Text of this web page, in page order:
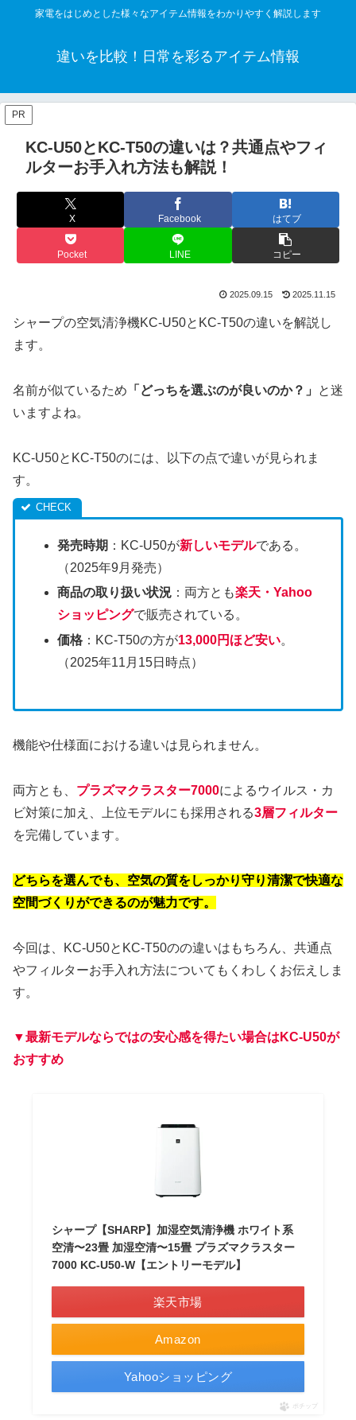
家電をはじめとした様々なアイテム情報をわかりやすく解説します
違いを比較！日常を彩るアイテム情報
PR
KC-U50とKC-T50の違いは？共通点やフィ
ルターお手入れ方法も解説！
X Facebook はてブ
Pocket LINE コピー
2025.09.15 2025.11.15
シャープの空気清浄機KC-U50とKC-T50の違いを解説し
ます。
名前が似ているため 「どっちを選ぶのが良いのか？」
と迷
いますよね。
KC-U50とKC-T50のには、以下の点で違いが見られま
す。
発売時期 ：KC-U50が新しいモデルである。
（2025年9月発売）
商品の取り扱い状況 ：両方とも楽天・Yahoo
ショッピングで販売されている。
価格 ：KC-T50の方が13,000円ほど安い。
（2025年11月15日時点）
機能や仕様面における違いは見られません。
両方とも、 プラズマクラスター7000によるウイルス・カ
ビ対策に加え、上位モデルにも採用される3層フィルター
を完備しています。
どちらを選んでも、空気の質をしっかり守り清潔で快適な
空間づくりができるのが魅力です。
今回は、KC-U50とKC-T50のの違いはもちろん、共通点
やフィルターお手入れ方法についてもくわしくお伝えしま
す。
▼最新モデルならではの安心感を得たい場合はKC-U50が
おすすめ
シャープ【SHARP】加湿空気清浄機 ホワイト系
空清〜23畳 加湿空清〜15畳 プラズマクラスター
7000 KC-U50-W【エントリーモデル】
Amazon
楽天市場
Yahooショッピング
ポチップ